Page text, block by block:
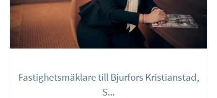
Fastighetsmäklare till Bjurfors Kristianstad,
S...